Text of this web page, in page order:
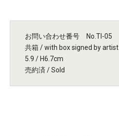
お問い合わせ番号 No.TI-05
共箱 / with box signed by artist
5.9 / H6.7cm
売約済 / Sold